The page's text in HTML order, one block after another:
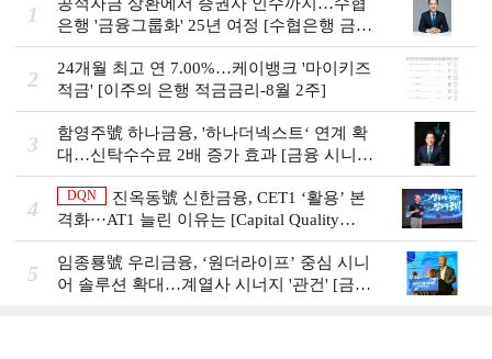
1
은행 '금융그룹화' 25년 여정 [수협은행 금융
그룹의 꿈①]
2
24개월 최고 연 7.00%…케이뱅크 '마이키즈
적금' [이주의 은행 적금금리-8월 2주]
3
함영주號 하나금융, '하나더넥스트‘ 연계 확
대…신탁수수료 2배 증가 효과 [금융 시니어
비즈니스 돋보기]
4
DQN
진옥동號 신한금융, CET1 ‘활용’ 본
격화···AT1 늘린 이유는 [Capital Quality
Review]
5
임종룡號 우리금융, ‘원더라이프’ 중심 시니
어 솔루션 확대…계열사 시너지 '관건' [금융